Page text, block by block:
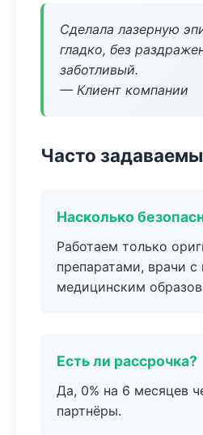
Сделала лазерную
гладко, без
заботливый.
— Клиент компании
Часто
Насколько
Работаем только
препаратами, врачи
медицинским
Есть ли рассрочка?
Да, 0% на 6 месяцев
партнёры.